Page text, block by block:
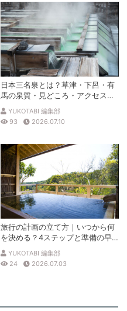
日本三名泉とは？草津・下呂・有
馬の泉質・見どころ・アクセスを
徹底解説
YUKOTABI 編集部
93
2026.07.10
旅行の計画の立て方｜いつから何
を決める？4ステップと準備の早
見表
YUKOTABI 編集部
24
2026.07.03